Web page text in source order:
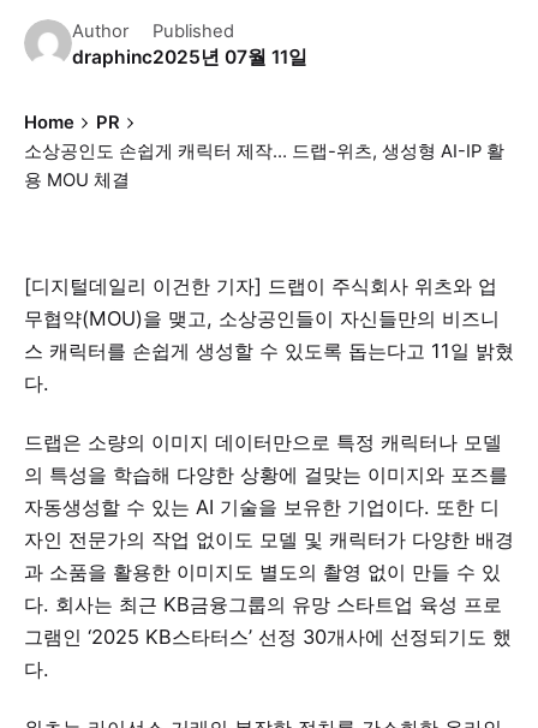
Author
draphinc
Published
2025년 07월 11일
Home
PR
소상공인도 손쉽게 캐릭터 제작… 드랩-위츠, 생성형 AI-IP 활
용 MOU 체결
[디지털데일리 이건한 기자] 드랩이 주식회사 위츠와 업
무협약(MOU)을 맺고, 소상공인들이 자신들만의 비즈니
스 캐릭터를 손쉽게 생성할 수 있도록 돕는다고 11일 밝혔
다.
드랩은 소량의 이미지 데이터만으로 특정 캐릭터나 모델
의 특성을 학습해 다양한 상황에 걸맞는 이미지와 포즈를
자동생성할 수 있는 AI 기술을 보유한 기업이다. 또한 디
자인 전문가의 작업 없이도 모델 및 캐릭터가 다양한 배경
과 소품을 활용한 이미지도 별도의 촬영 없이 만들 수 있
다. 회사는 최근 KB금융그룹의 유망 스타트업 육성 프로
그램인 ‘2025 KB스타터스’ 선정 30개사에 선정되기도 했
다.